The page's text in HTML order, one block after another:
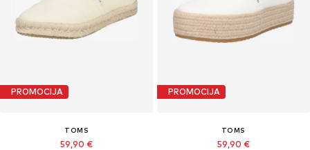
PROMOCIJA
TOMS
59,90 €
PROMOCIJA
TOMS
59,90 €